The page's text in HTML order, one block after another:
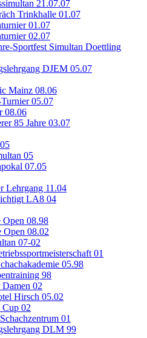
21.07.07
Trinkhalle 01.07
01.07
02.07
Sportfest Simultan Doettling
DJEM 05.07
Mainz 08.06
05.07
08.06
85 Jahre 03.07
05
07.05
Lehrgang 11.04
LA8 04
Open 08.98
Open 08.02
07-02
01
05.98
98
02
Hirsch 05.02
Cup 02
01
DLM 99